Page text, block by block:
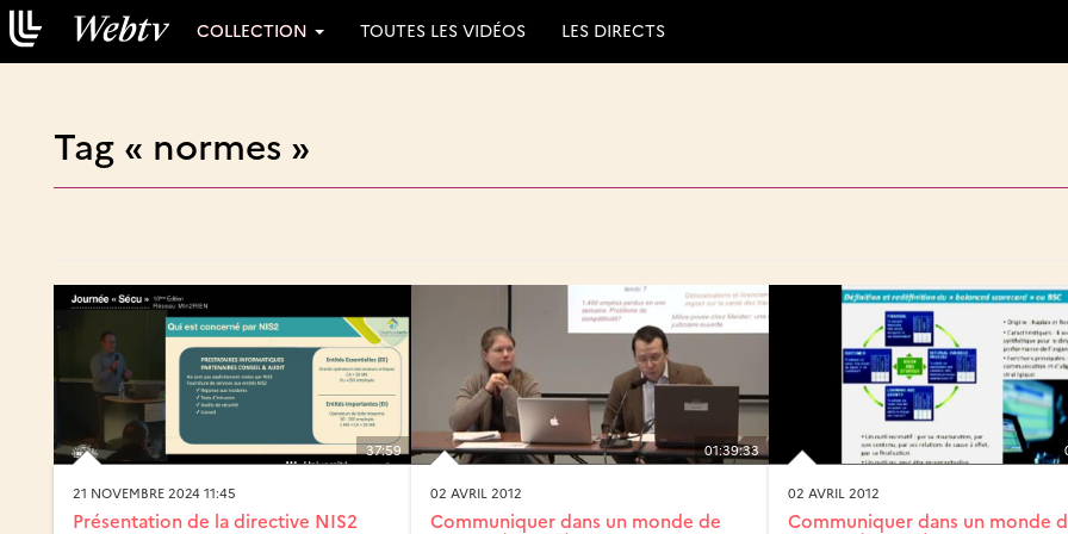
COLLECTION TOUTES LES VIDÉOS LES DIRECTS
Tag « normes »
37:59
21 NOVEMBRE 2024 11:45
Présentation de la directive NIS2
01:39:33
02 AVRIL 2012
Communiquer dans un monde de
02 AVRIL 2012
Communiquer dans un monde